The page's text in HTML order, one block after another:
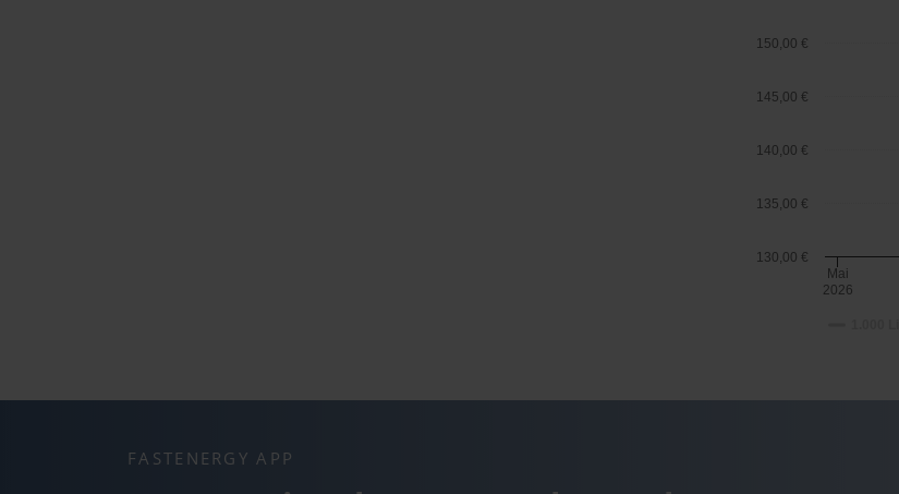
Mai
2026
130,00 €
135,00 €
140,00 €
145,00 €
150,00 €
FASTENERGY APP